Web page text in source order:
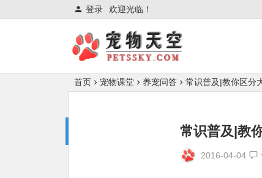
欢迎光临！
登录
首页 宠物课堂 养宠问答 常识普及|教你区分
常识普及|教
2016-04-04